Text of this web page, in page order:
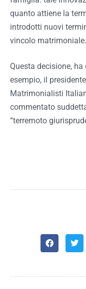
quanto attiene la
introdotti nuovi
vincolo matrimoniale.
Questa decisione,
esempio, il
Matrimonialisti
commentato
“terremoto